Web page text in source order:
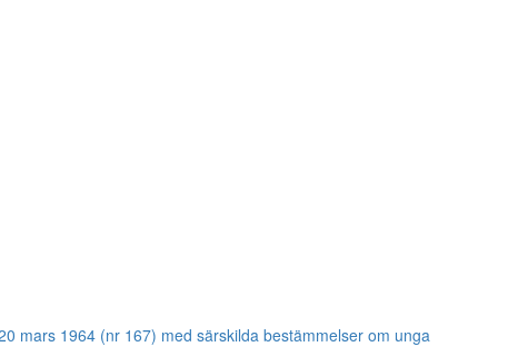
mars 1964 (nr 167) med särskilda bestämmelser om unga